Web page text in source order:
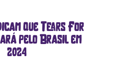
que Tears For
pelo Brasil em
2024